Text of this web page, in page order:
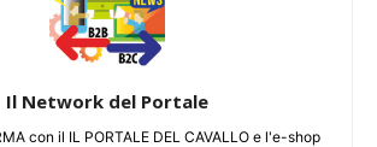
Il Network del Portale
con il IL PORTALE DEL CAVALLO e l'e-shop